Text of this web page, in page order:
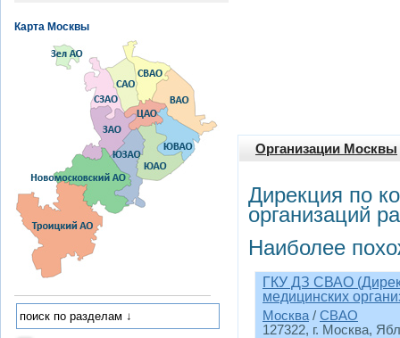
Организации Москвы
Дирекция по
организаций
Наиболее
ГКУ ДЗ СВАО
медицинских
Москва / СВАО
127322, г. Москва,